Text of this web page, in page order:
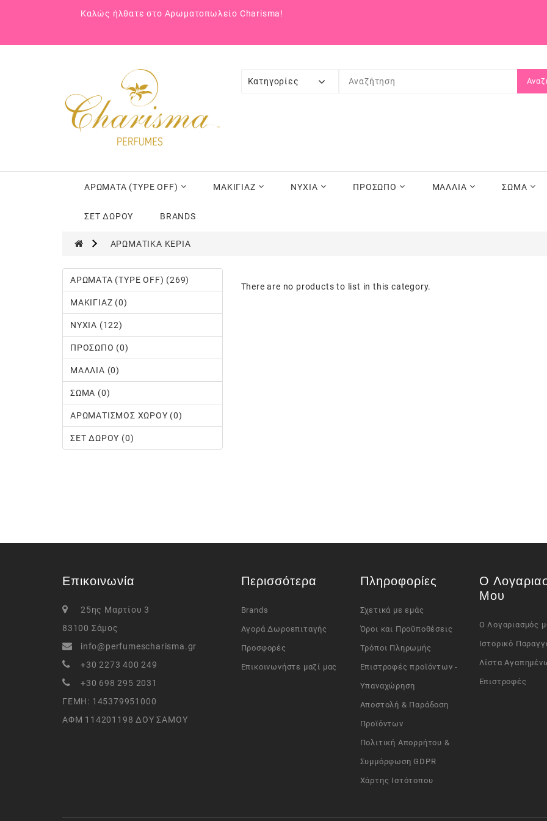
Καλώς ήλθατε στο Αρωματοπωλείο Charisma!
Κατηγορίες
ΑΡΩΜΑΤΑ (TYPE OFF) ΜΑΚΙΓΙΑΖ ΝΥΧΙΑ ΠΡΟΣΩΠΟ ΜΑΛΛΙΑ ΣΩΜΑ
ΣΕΤ ΔΩΡΟΥ BRANDS
ΑΡΩΜΑΤΙΚΑ ΚΕΡΙΑ
ΑΡΩΜΑΤΑ (TYPE OFF) (269)
ΜΑΚΙΓΙΑΖ (0)
ΝΥΧΙΑ (122)
ΠΡΟΣΩΠΟ (0)
ΜΑΛΛΙΑ (0)
ΣΩΜΑ (0)
ΑΡΩΜΑΤΙΣΜΟΣ ΧΩΡΟΥ (0)
ΣΕΤ ΔΩΡΟΥ (0)
There are no products to list in this category.
Επικοινωνία
25ης Μαρτίου 3
83100 Σάμος
info@perfumescharisma.gr
+30 2273 400 249
+30 698 295 2031
ΓΕΜΗ: 145379951000
ΑΦΜ 114201198 ΔΟΥ ΣΑΜΟΥ
Περισσότερα
Brands
Αγορά Δωροεπιταγής
Προσφορές
Επικοινωνήστε μαζί μας
Πληροφορίες
Σχετικά με εμάς
Όροι και Προϋποθέσεις
Τρόποι Πληρωμής
Επιστροφές προϊόντων -
Υπαναχώρηση
Αποστολή & Παράδοση
Προϊόντων
Πολιτική Απορρήτου &
Συμμόρφωση GDPR
Χάρτης Ιστότοπου
Ο
Μου
Ο Λογαριασμός
Ιστορικό
Λίστα
Επιστροφές